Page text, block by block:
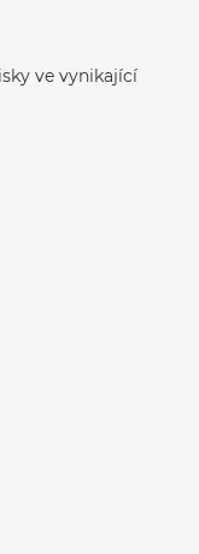
ve vynikající